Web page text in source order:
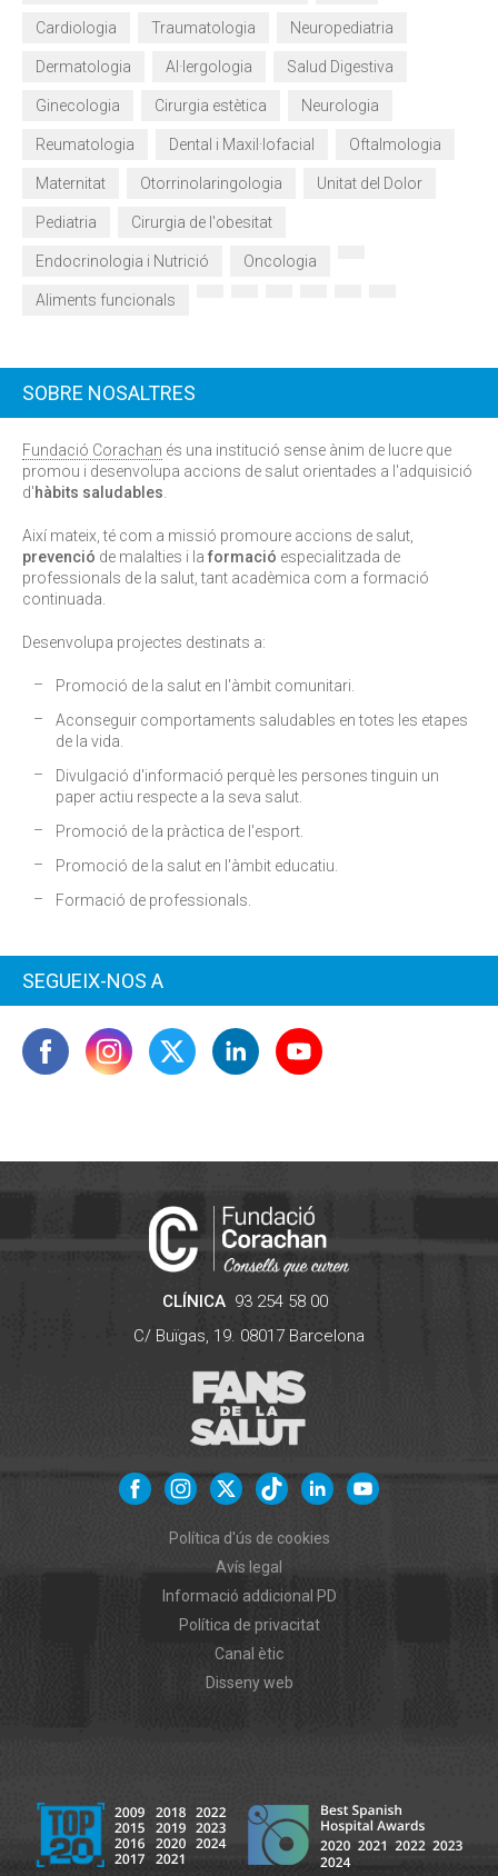
Cardiologia Traumatologia Neuropediatria
Dermatologia Al·lergologia Salud Digestiva
Ginecologia Cirurgia estètica Neurologia
Reumatologia Dental i Maxil·lofacial Oftalmologia
Maternitat Otorrinolaringologia Unitat del Dolor
Pediatria Cirurgia de l'obesitat
Endocrinologia i Nutrició Oncologia
Aliments funcionals
SOBRE NOSALTRES
Fundació Corachan és una institució sense ànim de lucre que
promou i desenvolupa accions de salut orientades a l'adquisició
d'hàbits saludables.
Així mateix, té com a missió promoure accions de salut,
prevenció de malalties i la formació especialitzada de
professionals de la salut, tant acadèmica com a formació
continuada.
Desenvolupa projectes destinats a:
Promoció de la salut en l'àmbit comunitari.
Aconseguir comportaments saludables en totes les etapes
de la vida.
Divulgació d'informació perquè les persones tinguin un
paper actiu respecte a la seva salut.
Promoció de la pràctica de l'esport.
Promoció de la salut en l'àmbit educatiu.
Formació de professionals.
SEGUEIX-NOS A
CLÍNICA 93 254 58 00
C/ Buïgas, 19. 08017 Barcelona
Política d'ús de cookies
Avís legal
Informació addicional PD
Política de privacitat
Canal ètic
Disseny web